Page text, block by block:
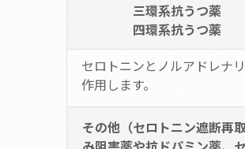
三環系抗うつ薬
四環系抗うつ薬
セロトニンとノルアドレナ
作用します。
その他（セロトニン遮断再